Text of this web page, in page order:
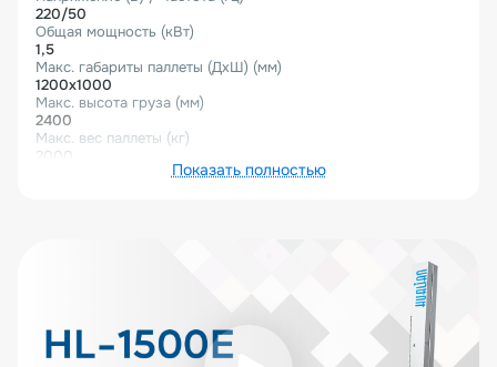
220/50
Общая мощность (кВт)
1,5
Макс. габариты паллеты (ДхШ) (мм)
1200х1000
Макс. высота груза (мм)
2400
Макс. вес паллеты (кг)
2000
500
Вес брутто (кг)
Показать полностью